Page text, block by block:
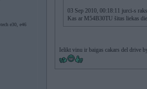
e30, e46
03 Sep 2010, 00:18:11 jurci-s
Kas ar M54B30TU šitas liekas
Ielikt vinu ir baigas cakars del drive